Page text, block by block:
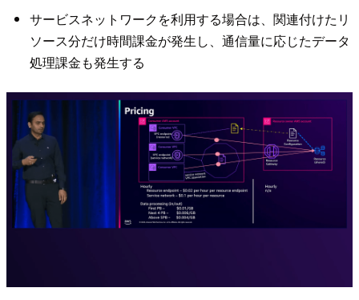
サービスネットワークを利用する場合は、関連付けたリ
ソース分だけ時間課金が発生し、通信量に応じたデータ
処理課金も発生する